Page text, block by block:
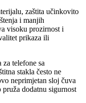
zaštita učinkovito
i manjih
visoku prozirnost i
prikaza ili
telefone sa
stakla često ne
neprimjetan sloj čuva
dodatnu sigurnost